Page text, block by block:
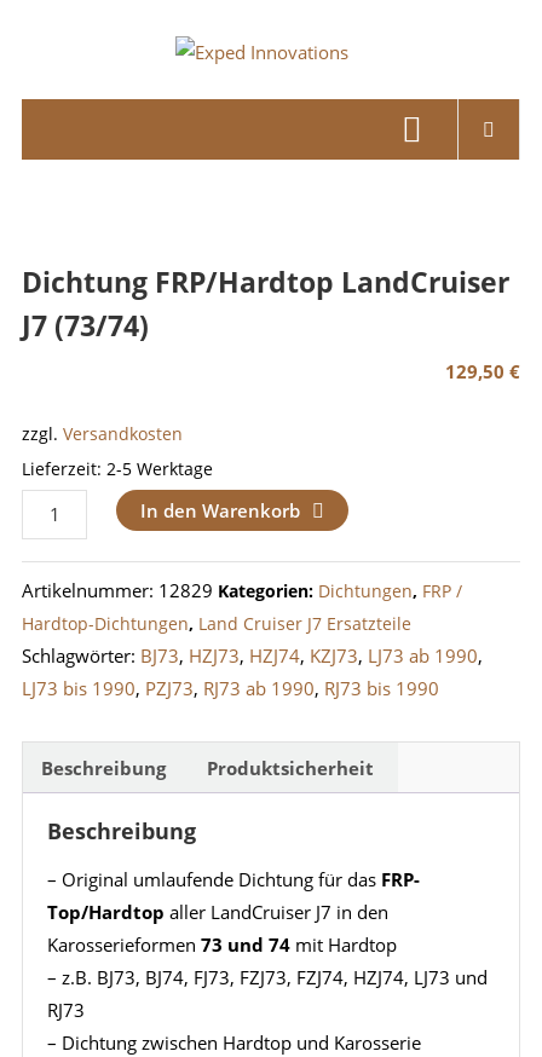
Exped
Adventure
Dichtung FRP/Hardtop LandCruiser
J7 (73/74)
129,50€
zzgl. Versandkosten
Lieferzeit: 2-5 Werktage
Dichtung
FRP/Hardtop
LandCruiser
J7
(73/74)
Menge
In den Warenkorb
Artikelnummer: 12829 Kategorien: Dichtungen, FRP /
Hardtop-Dichtungen, Land Cruiser J7 Ersatzteile
Schlagwörter: BJ73, HZJ73, HZJ74, KZJ73, LJ73 ab 1990,
LJ73 bis 1990, PZJ73, RJ73 ab 1990, RJ73 bis 1990
Beschreibung Produktsicherheit
Beschreibung
– Original umlaufende Dichtung für das FRP-
Top/Hardtop aller LandCruiser J7 in den
Karosserieformen 73 und 74mit Hardtop
– z.B. BJ73, BJ74, FJ73, FZJ73, FZJ74, HZJ74, LJ73 und
RJ73
– Dichtung zwischen Hardtop und Karosserie